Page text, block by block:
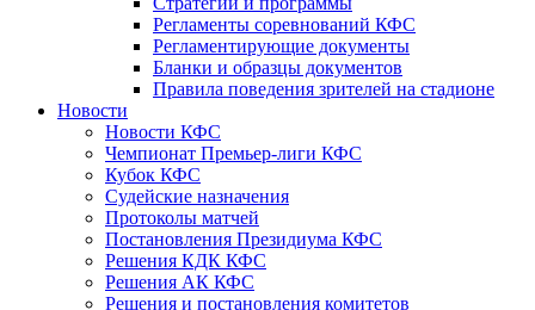
Регламенты соревнований КФС
Регламентирующие документы
Бланки и образцы документов
Правила поведения зрителей на стадионе
Новости
Новости КФС
Чемпионат Премьер-лиги КФС
Кубок КФС
Судейские назначения
Протоколы матчей
Постановления Президиума КФС
Решения КДК КФС
Решения АК КФС
Решения и постановления комитетов